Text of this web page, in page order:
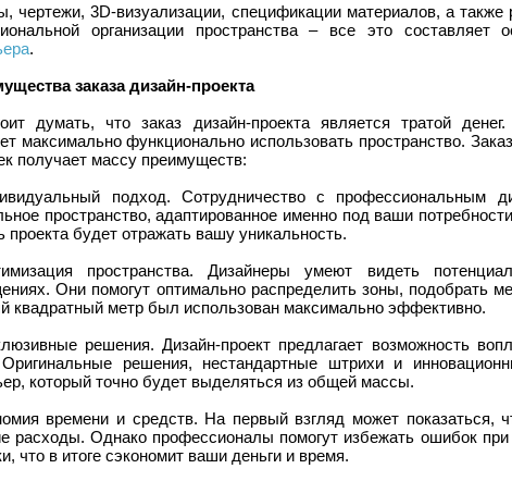
чертежи, 3D-визуализации, спецификации материалов, а
организации пространства – все это составляет
.
заказа дизайн-проекта
думать, что заказ дизайн-проекта является тратой
максимально функционально использовать пространство.
получает массу преимуществ:
подход. Сотрудничество с профессиональным
пространство, адаптированное именно под ваши
проекта будет отражать вашу уникальность.
пространства. Дизайнеры умеют видеть
Они помогут оптимально распределить зоны, подобрать
квадратный метр был использован максимально эффективно.
решения. Дизайн-проект предлагает возможность
решения, нестандартные штрихи и
который точно будет выделяться из общей массы.
времени и средств. На первый взгляд может показаться,
расходы. Однако профессионалы помогут избежать ошибок
что в итоге сэкономит ваши деньги и время.